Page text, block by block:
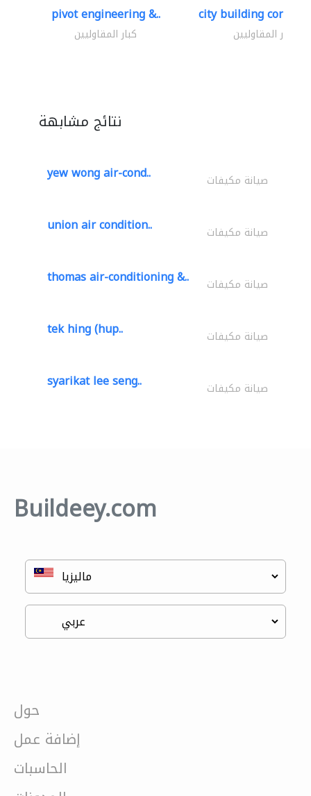
pivot engineering &..
كبار المقاوليين
city building
كبار المقاوليين
نتائج مشابهة
yew wong air-cond.. صيانة مكيفات
union air condition.. صيانة مكيفات
thomas air-conditioning &.. صيانة مكيفات
tek hing (hup.. صيانة مكيفات
syarikat lee seng.. صيانة مكيفات
Buildeey.com
حول
إضافة عمل
الحاسبات